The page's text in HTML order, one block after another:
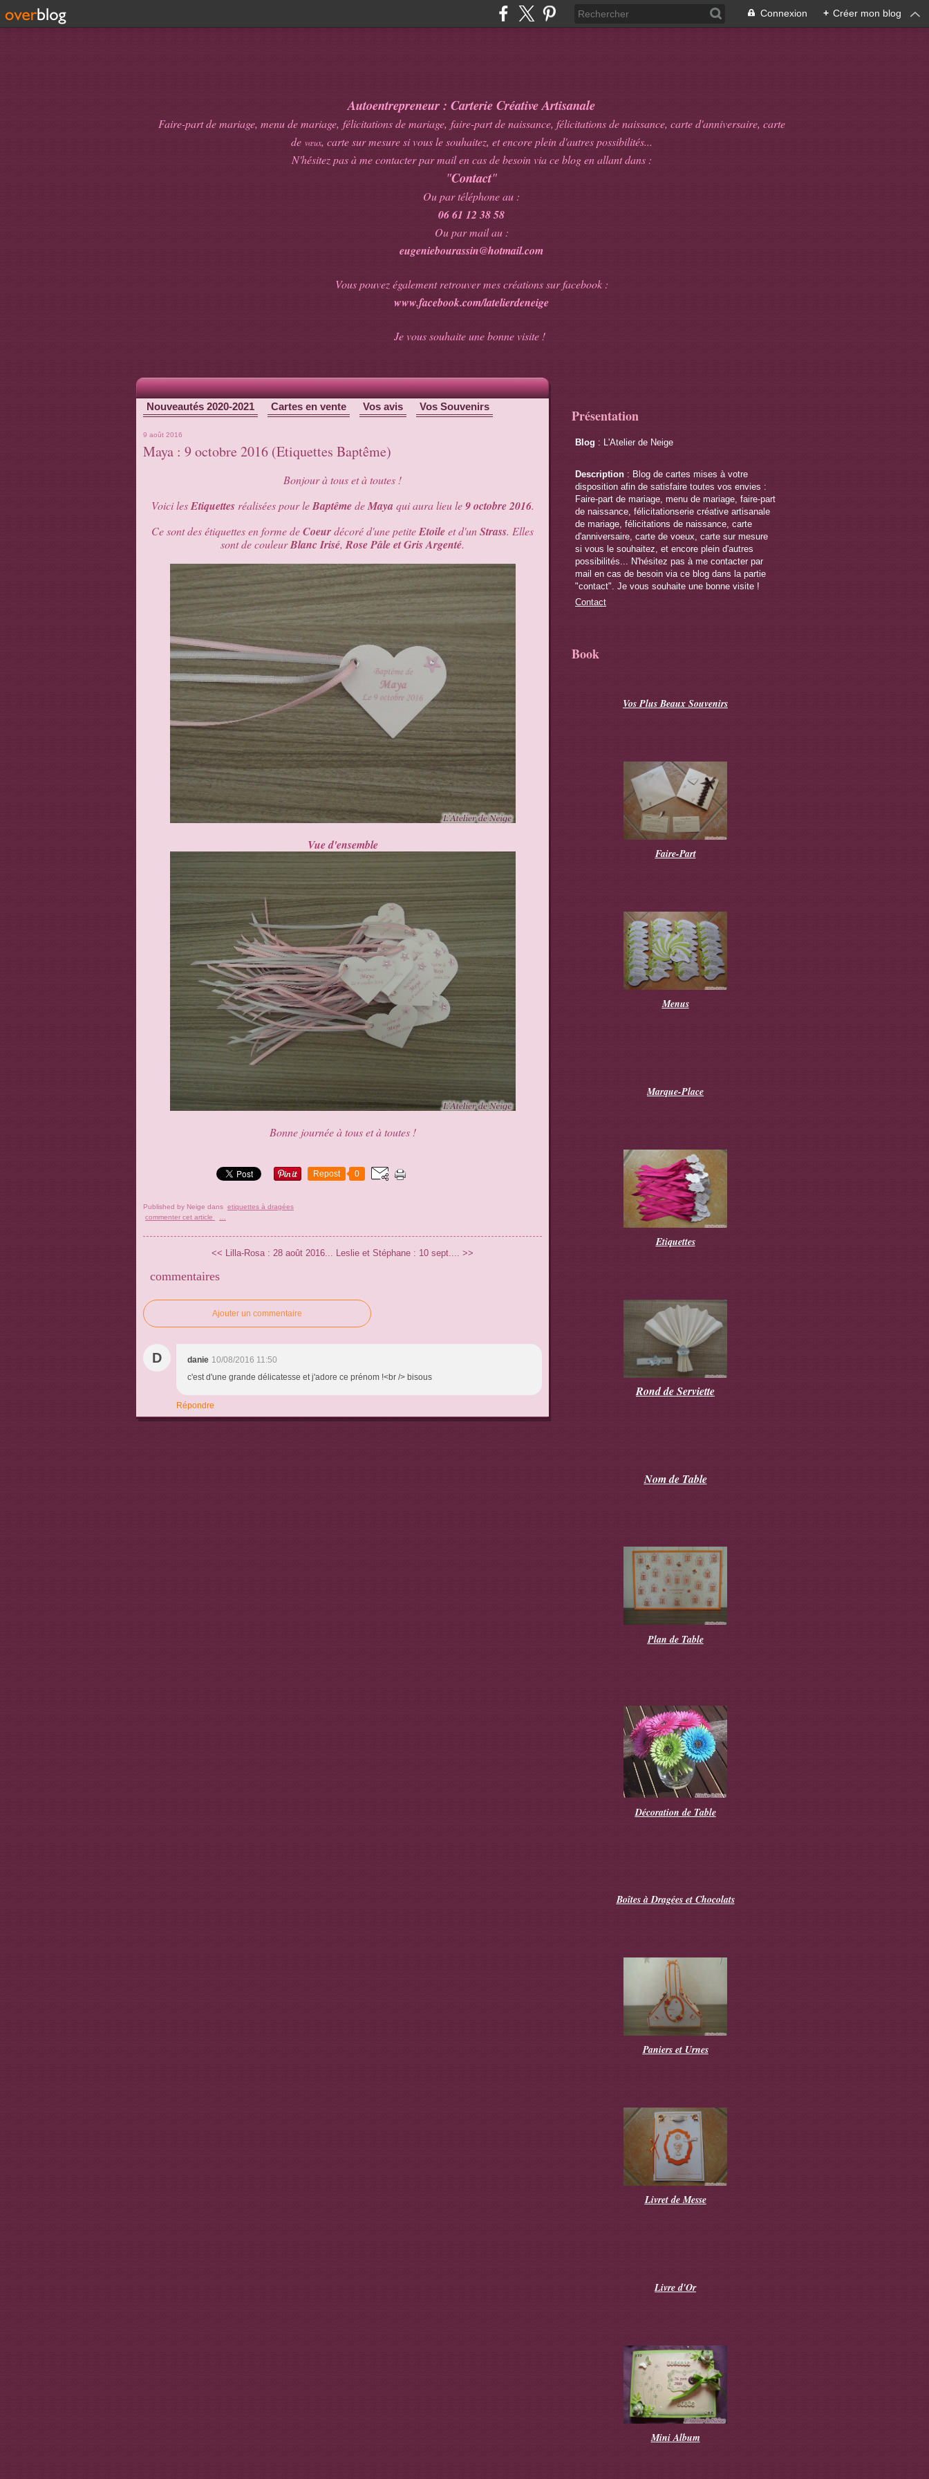
Connexion + Créer mon blog
Autoentrepreneur : Carterie Créative Artisanale
Faire-part de mariage, menu de mariage, félicitations de mariage, faire-part de naissance, félicitations de naissance, carte d'anniversaire, carte
de vœux, carte sur mesure si vous le souhaitez, et encore plein d'autres possibilités...
N'hésitez pas à me contacter par mail en cas de besoin via ce blog en allant dans :
"Contact"
Ou par téléphone au :
06 61 12 38 58
Ou par mail au :
eugeniebourassin@hotmail.com
Vous pouvez également retrouver mes créations sur facebook :
www.facebook.com/latelierdeneige
Je vous souhaite une bonne visite !
Nouveautés 2020-2021 Cartes en vente Vos avis Vos Souvenirs
9 août 2016
Maya : 9 octobre 2016 (Etiquettes Baptême)
Bonjour à tous et à toutes !
Voici lesEtiquettes réalisées pour leBaptêmedeMaya qui aura lieu le9 octobre 2016.
Ce sont des étiquettes en forme deCoeurdécoré d'une petiteEtoileet d'unStrass. Elles
sont de couleurBlanc Irisé, Rose Pâle et Gris Argenté.
Vue d'ensemble
Bonne journée à tous et à toutes !
Repost 0
Published by Neige dans etiquettes à dragées
commenter cet article
<< Lilla-Rosa : 28 août 2016... Leslie et Stéphane : 10 sept.... >>
commentaires
Ajouter un commentaire
D danie 10/08/2016 11:50
c'est d'une grande délicatesse et j'adore ce prénom !<br /> bisous
Répondre
Présentation
Blog : L'Atelier de Neige
Description : Blog de cartes mises à votre
disposition afin de satisfaire toutes vos envies :
Faire-part de mariage, menu de mariage, faire-part
de naissance, félicitationserie créative artisanale
de mariage, félicitations de naissance, carte
d'anniversaire, carte de voeux, carte sur mesure
si vous le souhaitez, et encore plein d'autres
possibilités... N'hésitez pas à me contacter par
mail en cas de besoin via ce blog dans la partie
"contact". Je vous souhaite une bonne visite !
Contact
Book
Vos Plus Beaux Souvenirs
Faire-Part
Menus
Marque-Place
Etiquettes
Rond de Serviette
Nom de Table
Plan de Table
Décoration de Table
Boîtes à Dragées et Chocolats
Paniers et Urnes
Livret de Messe
Livre d'Or
Mini Album